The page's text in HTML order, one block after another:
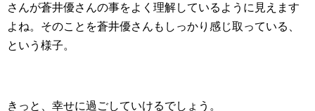
さんが蒼井優さんの事をよく理解しているように見えます
よね。そのことを蒼井優さんもしっかり感じ取っている、
という様子。
きっと、幸せに過ごしていけるでしょう。